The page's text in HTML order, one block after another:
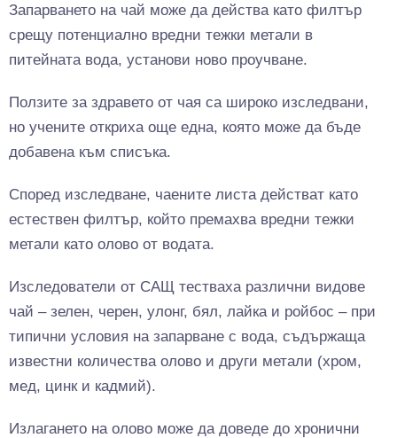
Запарването на чай може да действа като филтър
срещу потенциално вредни тежки метали в
питейната вода, установи ново проучване.
Ползите за здравето от чая са широко изследвани,
но учените откриха още една, която може да бъде
добавена към списъка.
Според изследване, чаените листа действат като
естествен филтър, който премахва вредни тежки
метали като олово от водата.
Изследователи от САЩ тестваха различни видове
чай – зелен, черен, улонг, бял, лайка и ройбос – при
типични условия на запарване с вода, съдържаща
известни количества олово и други метали (хром,
мед, цинк и кадмий).
Излагането на олово може да доведе до хронични